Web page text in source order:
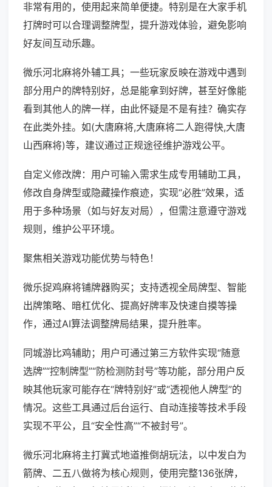
非常有用的，使用起来简单便捷。特别是在大家手机
打牌时可以合理调整牌型，提升游戏体验，避免影响
好友间互动乐趣。
微乐河北麻将外辅工具；一些玩家反映在游戏中遇到
部分用户的牌特别好，总是能拿到好牌，甚至好像能
看到其他人的牌一样，由此怀疑是不是有挂？确实存
在此类外挂。如(大唐麻将,大唐麻将二人跑得快,大唐
山西麻将)等，建议通过正规途径维护游戏公平。
自定义修改牌：用户可输入需求生成专用辅助工具，
修改自身牌型或隐藏操作痕迹，实现“必胜”效果，适
用于多种场景（如与好友对局），但需注意遵守游戏
规则，维护公平环境。
聚焦相关游戏功能优势与特色！
微乐捉鸡麻将铺牌器购买；支持透视全局牌型、智能
出牌策略、暗杠优化、提高好牌率及快速自摸等操
作，通过AI算法调整牌局结果，提升胜率。
同城游比鸡辅助；用户可通过第三方软件实现“随意
选牌”“控制牌型”“防检测防封号”等功能，部分用户反
映其他玩家可能存在“牌特别好”或“透视他人牌型”的
情况。这些工具通过后台运行、自动连接等技术手段
实现不平公，且“安全性高”“不被封号”。
微乐河北麻将主打冀式地道推倒胡玩法，以中发白为
箭牌、二五八做将为核心规则，使用完整136张牌，